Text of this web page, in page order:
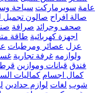
عامة سوبرماركت سياحة
صالة افراح صالون تجميل
صحف وجرائد صرافة
اجهزة كهربائية طاقة
عزل عصائر ومرطبات
ولوازمه غرفة تجارية
فندق قبانات وموازين
كمال اجسام كماليات
شوب لغات لوازم حدادين